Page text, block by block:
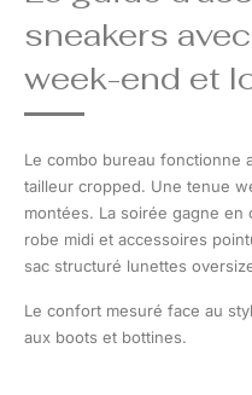
sneakers
week-end et
Le combo bureau fonctionne
tailleur cropped. Une tenue
montées. La soirée gagne
robe midi et accessoires
sac structuré lunettes
Le confort mesuré face au
aux boots et bottines.